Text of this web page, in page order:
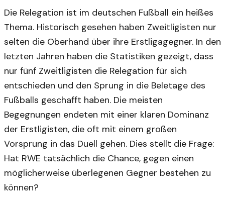
Die Relegation ist im deutschen Fußball ein heißes
Thema. Historisch gesehen haben Zweitligisten nur
selten die Oberhand über ihre Erstligagegner. In den
letzten Jahren haben die Statistiken gezeigt, dass
nur fünf Zweitligisten die Relegation für sich
entschieden und den Sprung in die Beletage des
Fußballs geschafft haben. Die meisten
Begegnungen endeten mit einer klaren Dominanz
der Erstligisten, die oft mit einem großen
Vorsprung in das Duell gehen. Dies stellt die Frage:
Hat RWE tatsächlich die Chance, gegen einen
möglicherweise überlegenen Gegner bestehen zu
können?